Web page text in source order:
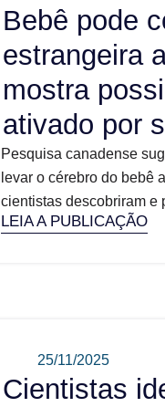
Bebê pode
estrangeira
mostra
ativado por
Pesquisa canadense
levar o cérebro do bebê
cientistas descobriram e
LEIA A PUBLICAÇÃO
25/11/2025
Cientistas